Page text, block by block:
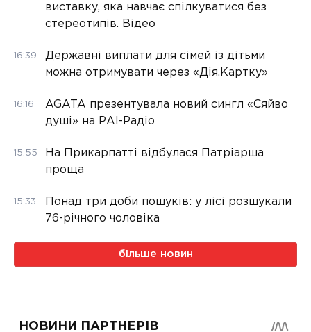
виставку, яка навчає спілкуватися без
стереотипів. Відео
16:39
Державні виплати для сімей із дітьми
можна отримувати через «Дія.Картку»
16:16
AGATA презентувала новий сингл «Сяйво
душі» на РАІ-Радіо
15:55
На Прикарпатті відбулася Патріарша
проща
15:33
Понад три доби пошуків: у лісі розшукали
76-річного чоловіка
більше новин